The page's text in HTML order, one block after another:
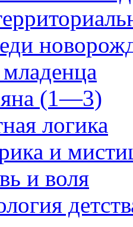
(1—3)
логика
и
и воля